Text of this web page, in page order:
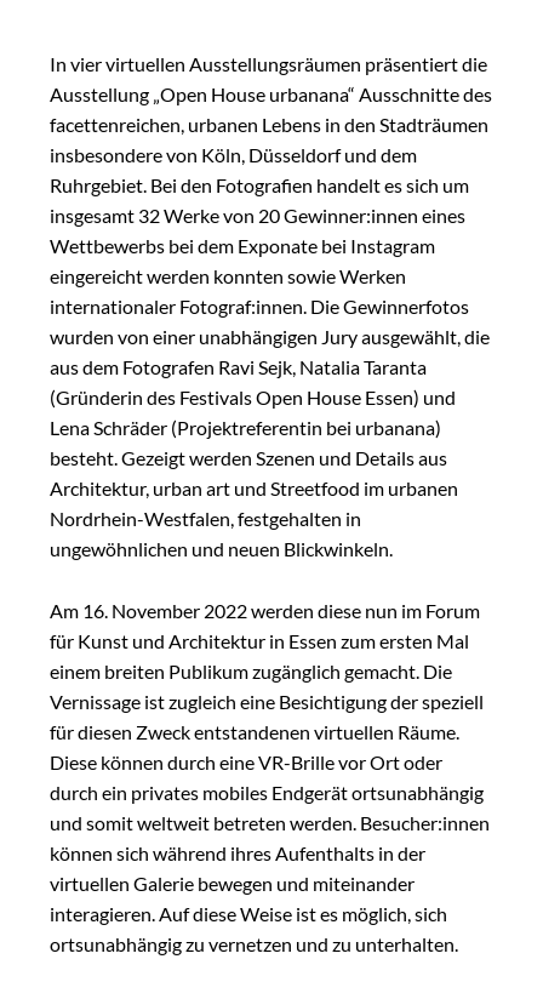
In vier virtuellen Ausstellungsräumen präsentiert die
Ausstellung „Open House urbanana“ Ausschnitte des
facettenreichen, urbanen Lebens in den Stadträumen
insbesondere von Köln, Düsseldorf und dem
Ruhrgebiet. Bei den Fotografien handelt es sich um
insgesamt 32 Werke von 20 Gewinner:innen eines
Wettbewerbs bei dem Exponate bei Instagram
eingereicht werden konnten sowie Werken
internationaler Fotograf:innen. Die Gewinnerfotos
wurden von einer unabhängigen Jury ausgewählt, die
aus dem Fotografen Ravi Sejk, Natalia Taranta
(Gründerin des Festivals Open House Essen) und
Lena Schräder (Projektreferentin bei urbanana)
besteht. Gezeigt werden Szenen und Details aus
Architektur, urban art und Streetfood im urbanen
Nordrhein-Westfalen, festgehalten in
ungewöhnlichen und neuen Blickwinkeln.
Am 16. November 2022 werden diese nun im Forum
für Kunst und Architektur in Essen zum ersten Mal
einem breiten Publikum zugänglich gemacht. Die
Vernissage ist zugleich eine Besichtigung der speziell
für diesen Zweck entstandenen virtuellen Räume.
Diese können durch eine VR-Brille vor Ort oder
durch ein privates mobiles Endgerät ortsunabhängig
und somit weltweit betreten werden. Besucher:innen
können sich während ihres Aufenthalts in der
virtuellen Galerie bewegen und miteinander
interagieren. Auf diese Weise ist es möglich, sich
ortsunabhängig zu vernetzen und zu unterhalten.